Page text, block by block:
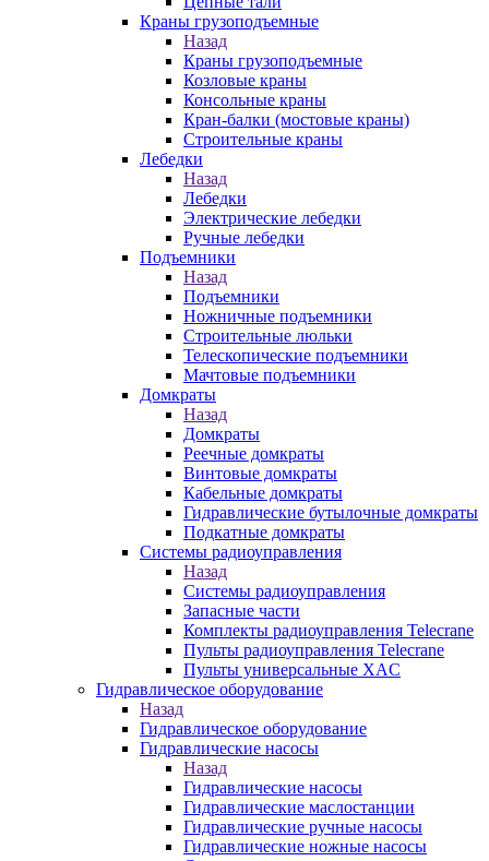
Краны грузоподъемные
Назад
Краны грузоподъемные
Козловые краны
Консольные краны
Кран-балки (мостовые краны)
Строительные краны
Лебедки
Назад
Лебедки
Электрические лебедки
Ручные лебедки
Подъемники
Назад
Подъемники
Ножничные подъемники
Строительные люльки
Телескопические подъемники
Мачтовые подъемники
Домкраты
Назад
Домкраты
Реечные домкраты
Винтовые домкраты
Кабельные домкраты
Гидравлические бутылочные домкраты
Подкатные домкраты
Системы радиоуправления
Назад
Системы радиоуправления
Запасные части
Комплекты радиоуправления Telecrane
Пульты радиоуправления Telecrane
Пульты универсальные XAC
Гидравлическое оборудование
Назад
Гидравлическое оборудование
Гидравлические насосы
Назад
Гидравлические насосы
Гидравлические маслостанции
Гидравлические ручные насосы
Гидравлические ножные насосы